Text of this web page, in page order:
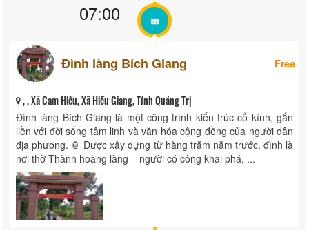
07:00
Đình làng Bích Giang Free
, , Xã Cam Hiếu, Xã Hiếu Giang, Tỉnh Quảng Trị
Đình làng Bích Giang là một công trình kiến trúc cổ kính, gắn
liền với đời sống tâm linh và văn hóa cộng đồng của người dân
địa phương. 🏮 Được xây dựng từ hàng trăm năm trước, đình là
nơi thờ Thành hoàng làng – người có công khai phá, ...